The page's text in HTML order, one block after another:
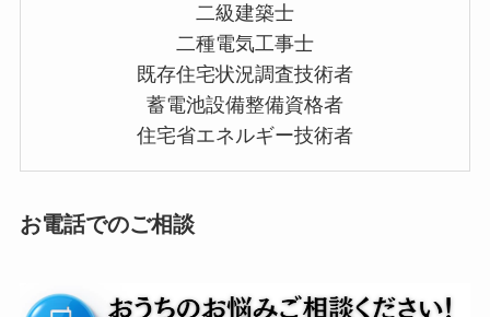
二級建築士
二種電気工事士
既存住宅状況調査技術者
蓄電池設備整備資格者
住宅省エネルギー技術者
お電話でのご相談